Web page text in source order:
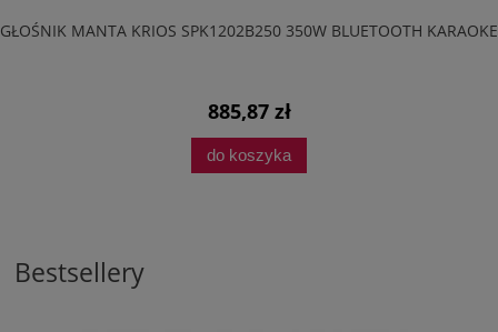
GŁOŚNIK MANTA KRIOS SPK1202B250 350W BLUETOOTH KARAOKE
885,87 zł
do koszyka
Bestsellery